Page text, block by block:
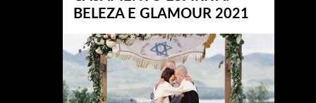
BELEZA E GLAMOUR 2021